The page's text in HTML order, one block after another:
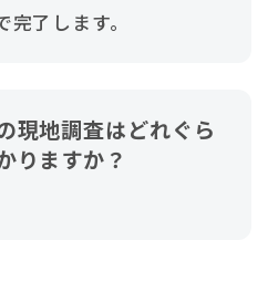
了します。
現地調査はどれぐら
りますか？